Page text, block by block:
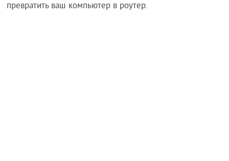
превратить ваш компьютер в роутер.